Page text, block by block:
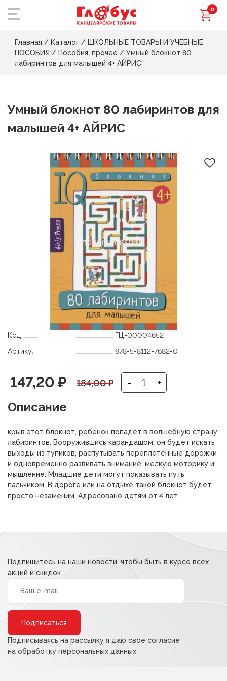
0
Главная / Каталог / ШКОЛЬНЫЕ ТОВАРЫ И УЧЕБНЫЕ
ПОСОБИЯ / Пособия, прочее / Умный блокнот 80
лабиринтов для малышей 4+ АЙРИС
Умный блокнот 80 лабиринтов для
малышей 4+ АЙРИС
Код
ГЦ-00004652
Артикул
978-5-8112-7682-0
184,00₽
Первоначальная
цена
составляла
184,00 ₽.
147,20 ₽
Текущая
цена:
147,20 ₽.
- +
Описание
крыв этот блокнот, ребёнок попадёт в волшебную страну
лабиринтов. Вооружившись карандашом, он будет искать
выходы из тупиков, распутывать переплетённые дорожки
и одновременно развивать внимание, мелкую моторику и
мышление. Младшие дети могут показывать путь
пальчиком. В дороге или на отдыхе такой блокнот будет
просто незаменим. Адресовано детям от 4 лет.
Подпишитесь на наши новости, чтобы быть в курсе всех
акций и скидок
Подписываясь на рассылку я даю свое согласие
на обработку персональных данных